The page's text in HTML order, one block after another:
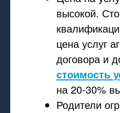
высокой.
цена услуг
договора и
стоимость
на 20-30%
Родители